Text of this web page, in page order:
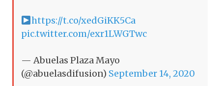
https://t.co/xedGiKK5Ca
pic.twitter.com/exr1LWGTwc
— Abuelas Plaza Mayo
(@abuelasdifusion) September 14, 2020